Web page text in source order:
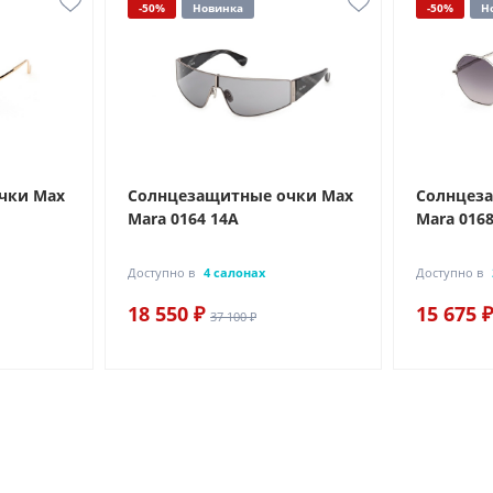
Max
-50% Новинка
Солнцезащитные очки Max
Mara 0164 14A
Доступно в 4 салонах
18 550 ₽ 37 100 ₽
-50%
Mara
Доступно в
15 675 ₽